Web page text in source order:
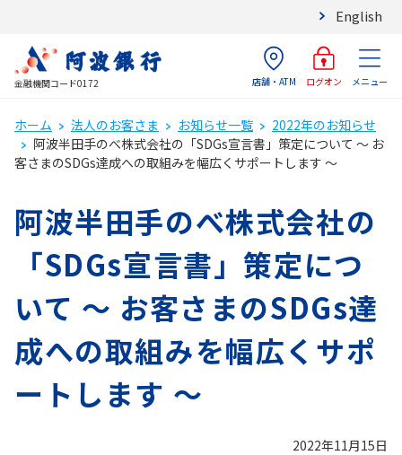
English
金融機関コード0172 店舗・ATM ログオン メニュー
ホーム 法人のお客さま お知らせ一覧
2022年のお知らせ
阿波半田手のべ株式会社の「SDGs宣言書」策定について ～ お
客さまのSDGs達成への取組みを幅広くサポートします ～
阿波半田手のべ株式会社の
「SDGs宣言書」策定につ
いて ～ お客さまのSDGs達
成への取組みを幅広くサポ
ートします ～
2022年11月15日